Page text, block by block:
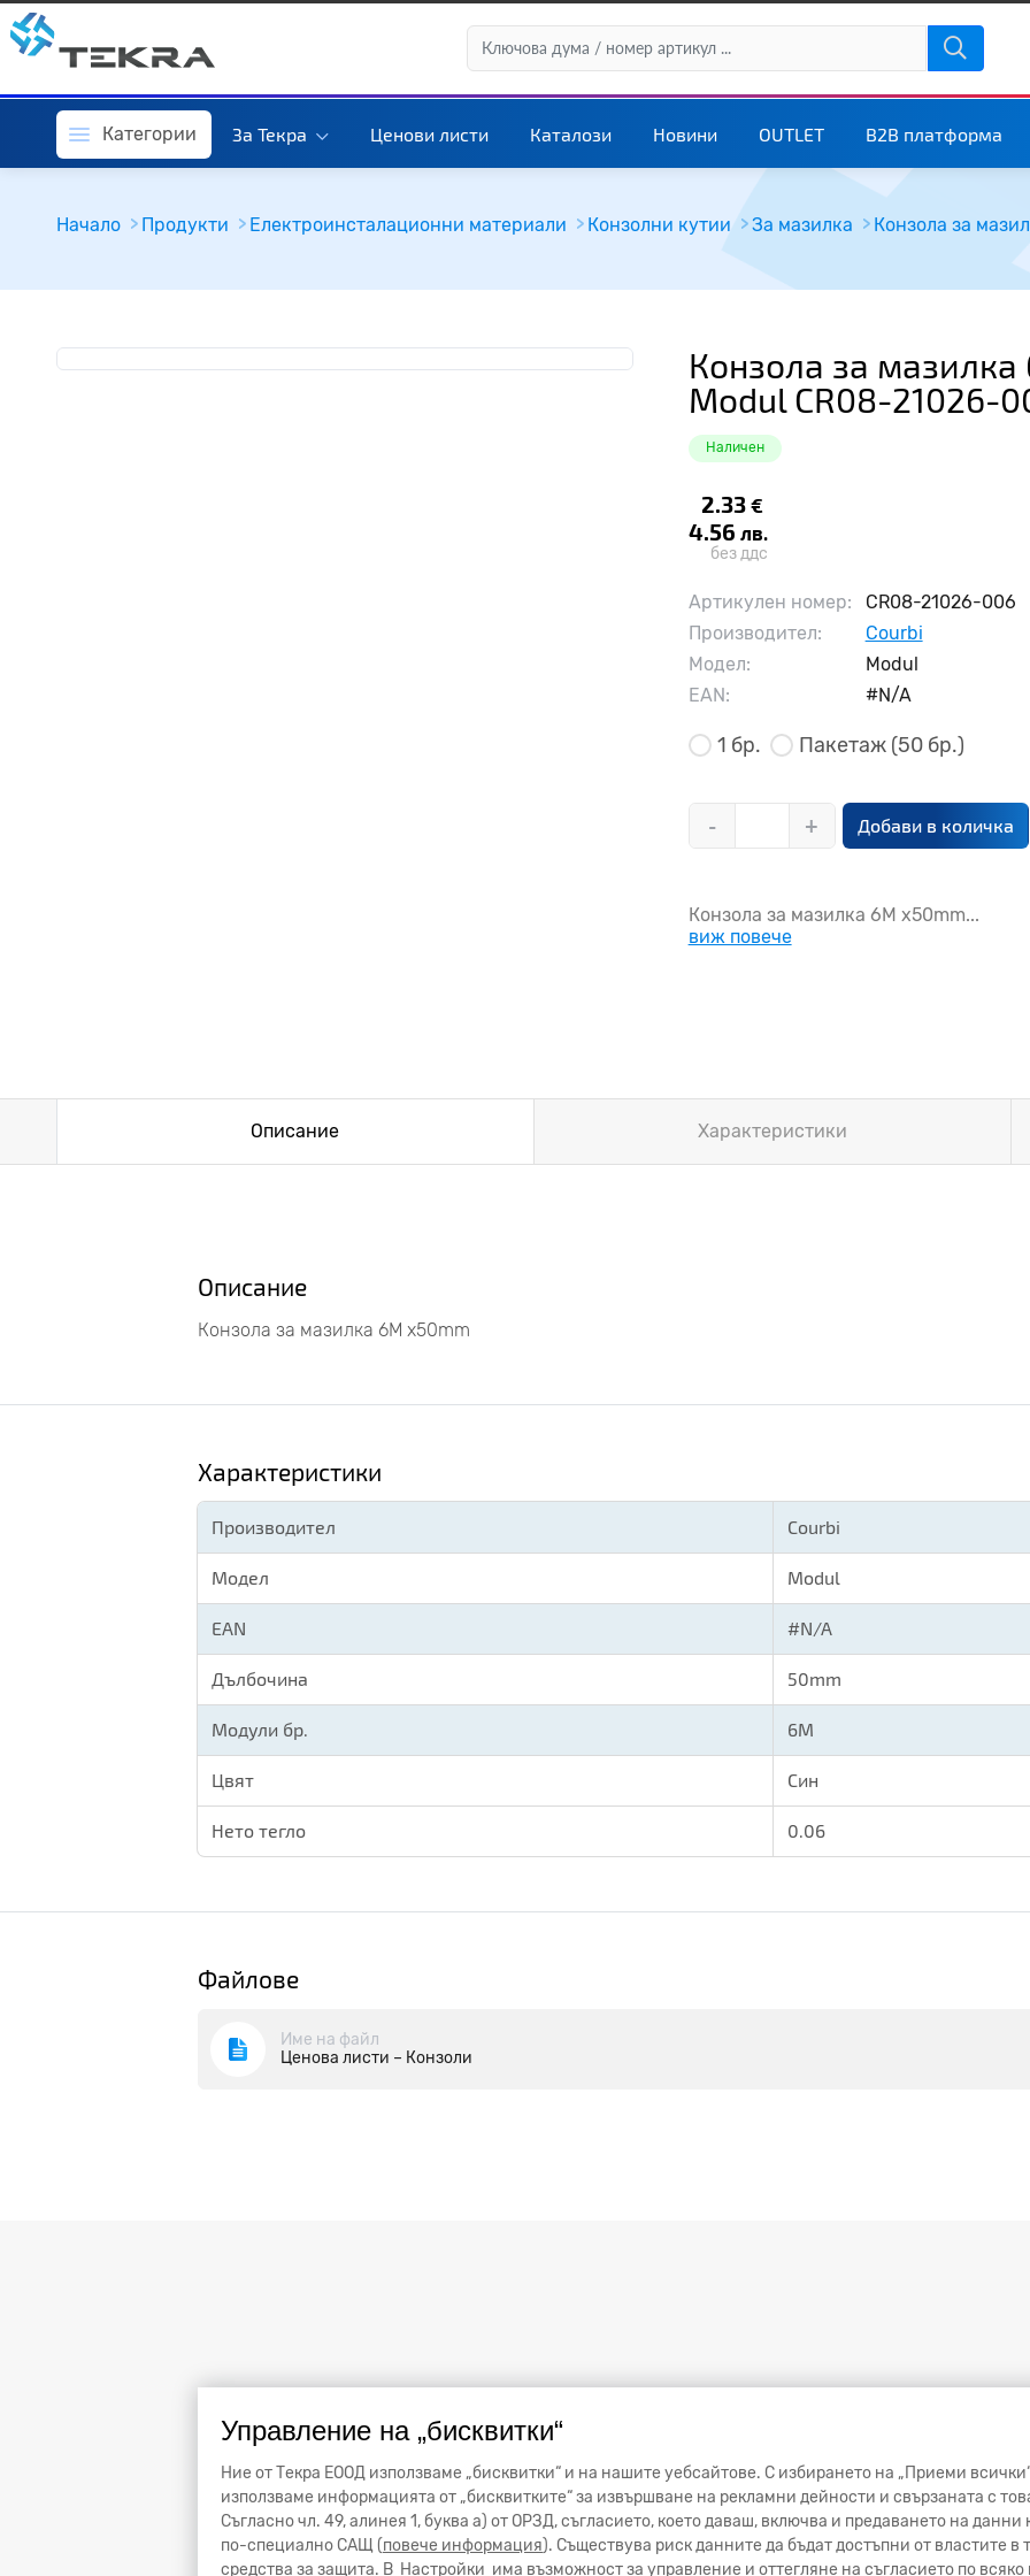
Управление на „бисквитки“
Ние от Текра ЕООД използваме „бисквитки“ и на нашите уебсайтове. С избирането на „Приеми
използваме информацията от „бисквитките“ за извършване на рекламни дейности и свързаната с
Съгласно чл. 49, алинея 1, буква а) от ОРЗД, съгласието, което даваш, включва и предаването на
по-специално САЩ (повече информация). Съществува риск данните да бъдат достъпни от властите
средства за защита. В Настройки има възможност за управление и оттегляне на съгласието по всяко
Категории За Текра Ценови листи Каталози Новини OUTLET B2B платформа
Начало Продукти Електроинсталационни материали Конзолни кутии За мазилка Конзола за
Конзола за
Modul CR08-21026-
Наличен
2.33 €
4.56 лв.
без ддс
Артикулен номер:
CR08-21026-006
Производител:
Courbi
Модел:
Modul
EAN:
#N/A
1 бр. Пакетаж (50 бр.)
- + Добави в количка
Конзола за мазилка 6M x50mm...
виж повече
Описание Характеристики
Описание
Конзола за мазилка 6M x50mm
Характеристики
Производител Courbi
Модел Modul
EAN #N/A
Дълбочина 50mm
Модули бр. 6M
Цвят Син
Нето тегло 0.06
Файлове
Име на файл
Ценова листи – Конзоли